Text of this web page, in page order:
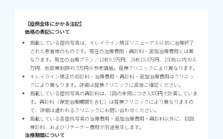
【症例全体にかかる注記】
価格の表記について
掲載している症例写真は、キレイライン矯正リニューアル以前に治療終了
された患者様のものです。現在の治療費用・再診料・追加治療費用とは異
なります。現在の治療プラン／12枚9.9万円、24枚19.8万円、100枚以内39.6
万円、枚数無制限49.5万円※参考価格。提携クリニックにより異なります。
キレイライン矯正の初診料・治療費用・再診料・追加治療費用はクリニッ
クにより異なります。詳細は提携クリニックに直接ご確認ください。
掲載している症例写真の再診料は、1回の来院につき3,300円で計算していま
す。再診料（保定治療期間を含む）は提携クリニックにより異なりますの
で、詳細は通われるクリニックにお問い合わせください。
掲載している各症例写真の治療費用・追加治療費用・再診料以外に、初回
検診料、およびリテーナー費用が別途発生します。
治療期間について